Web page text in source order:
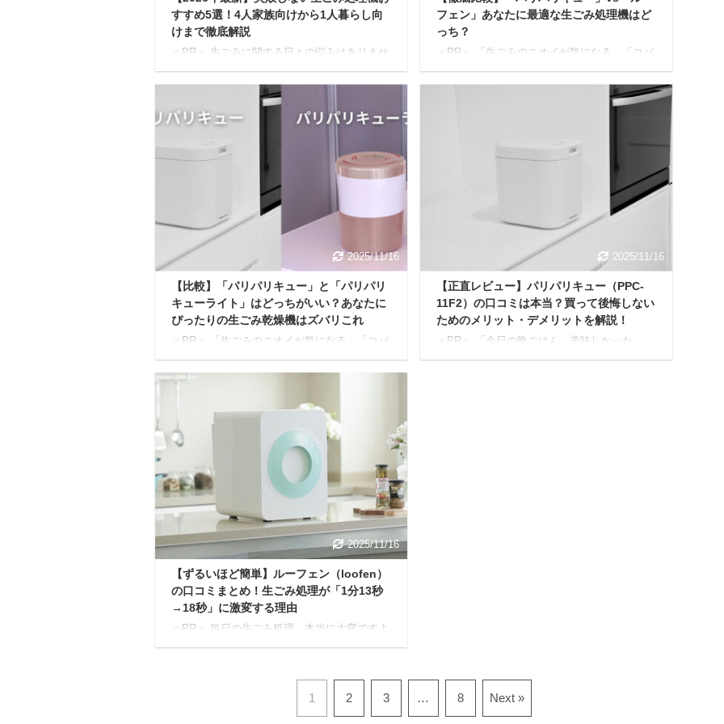
すすめ5選！4人家族向けから1人暮らし向
けまで徹底解説
＜PR＞ 生ごみに関する日々の悩みはありませ
エがわくのが嫌だ」「ごみ捨ての回数を減ら
したい」といった悩みは、多くの方が抱えて
いることでしょう。 上記の悩みをまとめて解
決し、快適なキッチン環境を手に入れるため
の便利なアイテムが「生ごみ処理機」です。
しかし「種類がたくさんあって、どれを選べ
ばいいかわからない」「本当にニオイは消え
るの？」「電気代は高くない？」など、疑問
をお持ちの方も多いかもしれません。 本記事
では、生ごみ処理機の種類ごとの特徴から、
失敗しないための選 ...
フェン」あなたに最適な生ごみ処理機はど
っち？
＜PR＞ 「生ごみのニオイが気になる」「コバ
が重くて大変」。 そんな生ごみに関するあら
ゆる問題を解決してくれるのが、今注目の
リキュー」と、デザイン性の高さで人気の
「ルーフェン」。 本記事では、両製品を徹底
的に比較し、それぞれの特徴やメリットを始
め、見落としがちなデメリットまで、7つのポ
イントに分けて詳しく解説します。 最後まで
読めば、あなたにぴったりの生ごみ乾燥機が
2025/11/16
【比較】「パリパリキュー」と「パリパリ
キューライト」はどっちがいい？あなたに
ぴったりの生ごみ乾燥機はズバリこれ
＜PR＞ 「生ごみのニオイが気になる」「コバ
が重くて大変」。 キッチンの永遠の悩みとも
いえる「生ごみ問題」を解決してくれるの
が、大人気の生ごみ乾燥機「パリパリキュ
ー」シリーズです。 でも「パリパリキュー」
と「パリパリキューライト」の2種類があっ
て、どちらを選べばいいのか迷ってしまいま
すよね。 本記事では、公式サイトや商品情報
を徹底的に分析し、両者の違いを5つのポイン
トに分けて解説します。 2~3分ほど目を通せ
ば、あなたの家族構成やライフスタイルにぴ
ったりの生ごみ乾燥 ...
2025/11/16
【正直レビュー】パリパリキュー（PPC-
11F2）の口コミは本当？買って後悔しない
ためのメリット・デメリットを解説！
＜PR＞ 「今日の晩ごはん、美味しかった
2025/11/16
【ずるいほど簡単】ルーフェン（loofen）
の口コミまとめ！生ごみ処理が「1分13秒
→18秒」に激変する理由
＜PR＞ 毎日の生ごみ処理、本当に大変ですよ
で運ぶのがおっくう ヌルヌルとした生ごみや
その臭いがとにかく苦手 もし、上記の悩みが
1 2 3 … 8 Next »